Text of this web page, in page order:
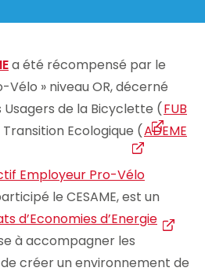
a été récompensé par le
Vélo » niveau OR, décerné
de la Bicyclette (FUB
Ecologique (ADEME
Employeur Pro-Vélo
le CESAME, est un
d’Economies d’Energie
à accompagner les
créer un environnement de